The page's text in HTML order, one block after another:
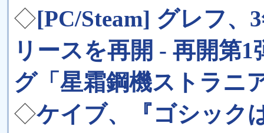
◇[PC/Steam] グレフ、
リースを再開 - 再開第
グ「星霜鋼機ストラニ
◇ケイブ、『ゴシック